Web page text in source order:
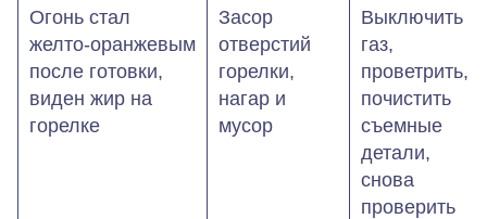
Огонь стал
желто‑оранжевым
после готовки,
виден жир на
горелке
Засор
отверстий
горелки,
нагар и
мусор
Выключить
газ,
проветрить,
почистить
съемные
детали,
снова
проверить